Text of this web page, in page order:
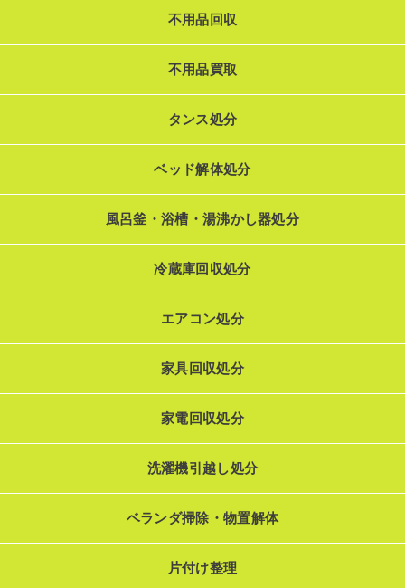
不用品回収
不用品買取
タンス処分
ベッド解体処分
風呂釜・浴槽・湯沸かし器処分
冷蔵庫回収処分
エアコン処分
家具回収処分
家電回収処分
洗濯機引越し処分
ベランダ掃除・物置解体
片付け整理